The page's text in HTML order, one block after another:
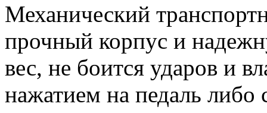
Механический
прочный корпус и
вес, не боится ударов и
нажатием на педаль либо